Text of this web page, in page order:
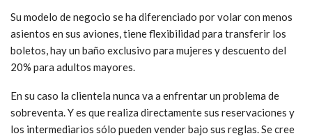
Su modelo de negocio se ha diferenciado por volar con menos
asientos en sus aviones, tiene flexibilidad para transferir los
boletos, hay un baño exclusivo para mujeres y descuento del
20% para adultos mayores.
En su caso la clientela nunca va a enfrentar un problema de
sobreventa. Y es que realiza directamente sus reservaciones y
los intermediarios sólo pueden vender bajo sus reglas. Se cree